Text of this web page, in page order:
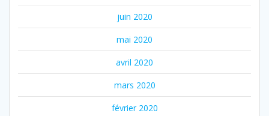
juin 2020
mai 2020
avril 2020
mars 2020
février 2020